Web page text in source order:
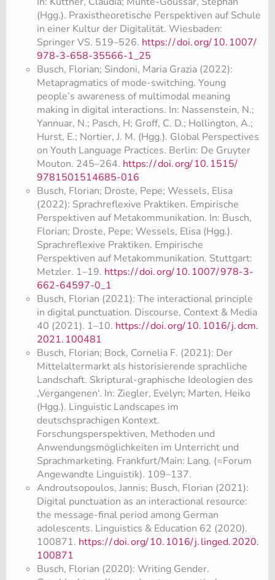
(Hgg.). Praxistheoretische Perspektiven auf Schule
in einer Kultur der Digitalität. Wiesbaden:
Springer VS. 519–526. https://doi.org/10. 1007/
978-3-658-35566-1_25
Busch, Florian; Sindoni, Maria Grazia (2022):
Metapragmatics of mode-switching. Young
people’s awareness of multimodal meaning
making in digital interactions. In: Nassenstein, N.;
Yannuar, N.; Pasch, H; Groff, C. D.; Hollington, A.;
Hurst, E.; Nortier, J. M. (Hgg.). Global Perspectives
on Youth Language Practices. Berlin: De Gruyter
Mouton. 245–264. https://doi.org/10. 1515/
9781501514685-016
Busch, Florian; Droste, Pepe; Wessels, Elisa
(2022): Sprachreflexive Praktiken. Empirische
Perspektiven auf Metakommunikation. In: Busch,
Florian; Droste, Pepe; Wessels, Elisa (Hgg.).
Sprachreflexive Praktiken. Empirische
Perspektiven auf Metakommunikation. Stuttgart:
Metzler. 1–19. https://doi.org/10. 1007/978-3-
662-64597-0_1
Busch, Florian (2021): The interactional principle
in digital punctuation. Discourse, Context & Media
40 (2021). 1–10. https://doi.org/10. 1016/j.dcm.
2021. 100481
Busch, Florian; Bock, Cornelia F. (2021): Der
Mittelaltermarkt als historisierende sprachliche
Landschaft. Skriptural-graphische Ideologien des
‚Vergangenen‘. In: Ziegler, Evelyn; Marten, Heiko
(Hgg.). Linguistic Landscapes im
deutschsprachigen Kontext.
Forschungsperspektiven, Methoden und
Anwendungsmöglichkeiten im Unterricht und
Sprachmarketing. Frankfurt/Main: Lang. (=Forum
Angewandte Linguistik). 109–137.
Androutsopoulos, Jannis; Busch, Florian (2021):
Digital punctuation as an interactional resource:
the message-final period among German
adolescents. Linguistics & Education 62 (2020).
100871. https://doi.org/10. 1016/j.linged.2020.
100871
Busch, Florian (2020): Writing Gender.